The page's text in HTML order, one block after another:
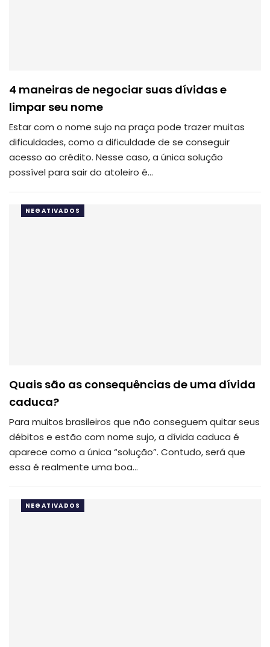
4 maneiras de negociar suas dívidas e
limpar seu nome
Estar com o nome sujo na praça pode trazer muitas
dificuldades, como a dificuldade de se conseguir
acesso ao crédito. Nesse caso, a única solução
possível para sair do atoleiro é…
NEGATIVADOS
Quais são as consequências de uma dívida
caduca?
Para muitos brasileiros que não conseguem quitar seus
débitos e estão com nome sujo, a dívida caduca é
aparece como a única “solução”. Contudo, será que
essa é realmente uma boa…
NEGATIVADOS